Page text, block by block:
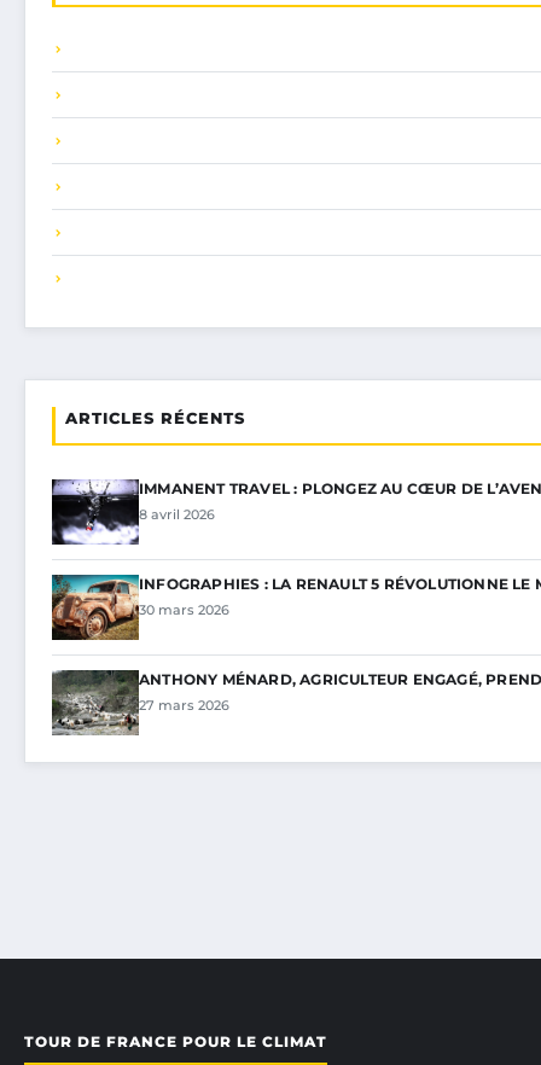
ARTICLES RÉCENTS
IMMANENT TRAVEL : PLONGEZ AU CŒUR DE
8 avril 2026
INFOGRAPHIES : LA RENAULT 5 RÉVOLUTIONNE LE
30 mars 2026
ANTHONY MÉNARD, AGRICULTEUR ENGAGÉ,
27 mars 2026
TOUR DE FRANCE POUR LE CLIMAT